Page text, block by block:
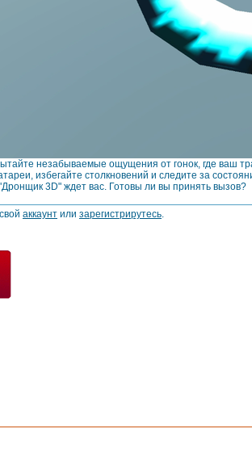
незабываемые ощущения от гонок, где ваш
избегайте столкновений и следите за
3D" ждет вас. Готовы ли вы принять вызов?
аккаунт или зарегистрирутесь.